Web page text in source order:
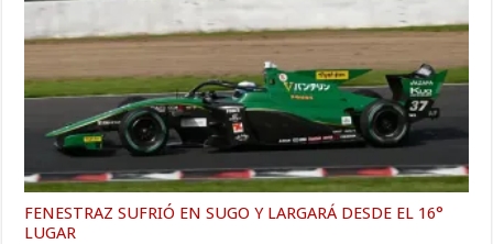
FENESTRAZ SUFRIÓ EN SUGO Y LARGARÁ DESDE EL 16°
LUGAR